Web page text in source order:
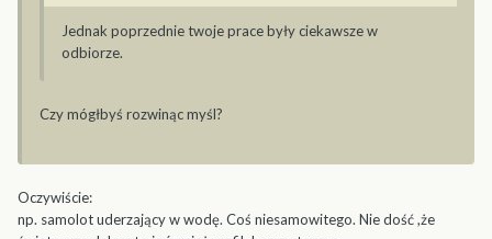
Jednak poprzednie twoje prace były ciekawsze w
odbiorze.
Czy mógłbyś rozwinąc myśl?
Oczywiście:
np. samolot uderzający w wodę. Coś niesamowitego. Nie dość ,że